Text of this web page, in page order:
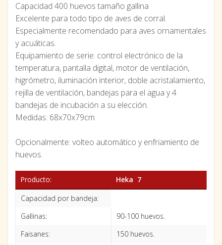
Capacidad 400 huevos tamaño gallina
Excelente para todo tipo de aves de corral.
Especialmente recomendado para aves ornamentales
y acuáticas.
Equipamiento de serie: control electrónico de la
temperatura, pantalla digital, motor de ventilación,
higrómetro, iluminación interior, doble acristalamiento,
rejilla de ventilación, bandejas para el agua y 4
bandejas de incubación a su elección.
Medidas: 68x70x79cm
Opcionalmente: volteo automático y enfriamiento de
huevos.
Producto:
Heka 7
Capacidad por bandeja:
Gallinas:
90-100 huevos.
Faisanes:
150 huevos.